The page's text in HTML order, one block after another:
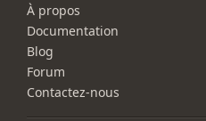
À propos
Documentation
Blog
Forum
Contactez-nous